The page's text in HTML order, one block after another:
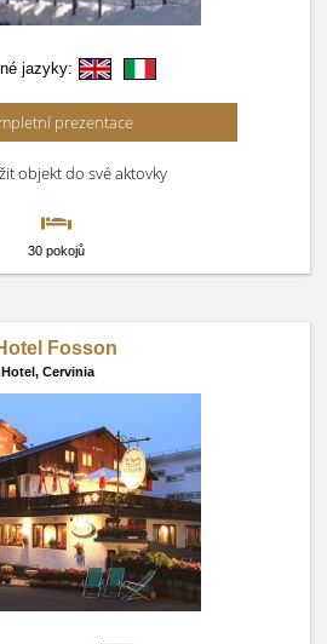
jazyky:
prezentace
objekt do své aktovky
30 pokojů
Fosson
Hotel, Cervinia